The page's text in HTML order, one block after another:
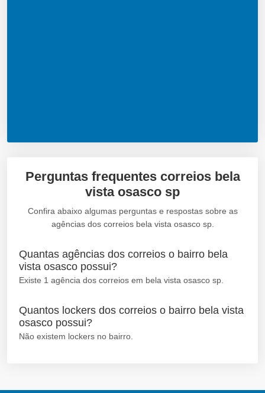
Perguntas frequentes correios bela
vista osasco sp
Confira abaixo algumas perguntas e respostas sobre as
agências dos correios bela vista osasco sp.
Quantas agências dos correios o bairro bela
vista osasco possui?
Existe 1 agência dos correios em bela vista osasco sp.
Quantos lockers dos correios o bairro bela vista
osasco possui?
Não existem lockers no bairro.